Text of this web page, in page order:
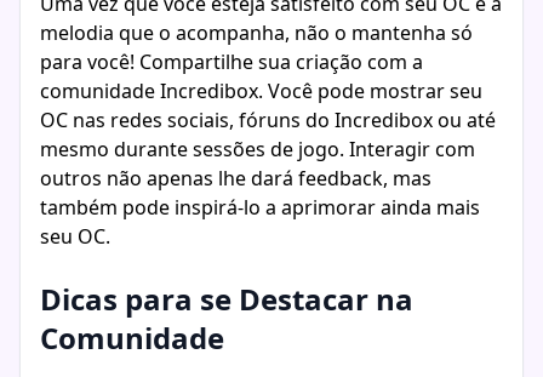
melodia que o acompanha, não o mantenha só
para você! Compartilhe sua criação com a
comunidade Incredibox. Você pode mostrar seu
OC nas redes sociais, fóruns do Incredibox ou até
mesmo durante sessões de jogo. Interagir com
outros não apenas lhe dará feedback, mas
também pode inspirá-lo a aprimorar ainda mais
seu OC.
Dicas para se Destacar na
Comunidade